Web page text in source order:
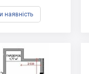
наявність